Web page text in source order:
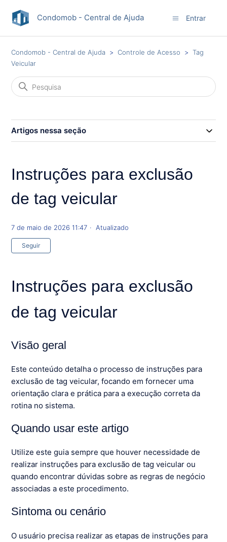
Condomob - Central de Ajuda Entrar
Condomob - Central de Ajuda Controle de Acesso
Tag
Veicular
Artigos nessa seção
Instruções para exclusão
de tag veicular
7 de maio de 2026 11:47 Atualizado
Seguir
Instruções para exclusão
de tag veicular
Visão geral
Este conteúdo detalha o processo de instruções para
exclusão de tag veicular, focando em fornecer uma
orientação clara e prática para a execução correta da
rotina no sistema.
Quando usar este artigo
Utilize este guia sempre que houver necessidade de
realizar instruções para exclusão de tag veicular ou
quando encontrar dúvidas sobre as regras de negócio
associadas a este procedimento.
Sintoma ou cenário
O usuário precisa realizar as etapas de instruções para